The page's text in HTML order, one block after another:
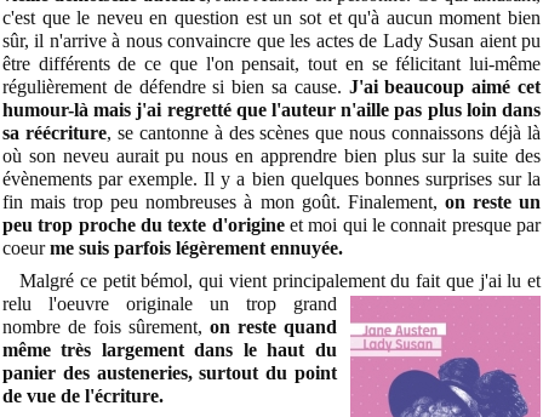
c'est que le neveu en question est un sot et qu'à aucun moment bien
sûr, il n'arrive à nous convaincre que les actes de Lady Susan aient pu
être différents de ce que l'on pensait, tout en se félicitant lui-même
régulièrement de défendre si bien sa cause. J'ai beaucoup aimé cet
humour-là mais j'ai regretté que l'auteur n'aille pas plus loin dans
sa réécriture, se cantonne à des scènes que nous connaissons déjà là
où son neveu aurait pu nous en apprendre bien plus sur la suite des
évènements par exemple. Il y a bien quelques bonnes surprises sur la
fin mais trop peu nombreuses à mon goût. Finalement, on reste un
peu trop proche du texte d'origineet moi qui le connait presque par
coeurme suis parfois légèrement ennuyée.
Malgré ce petit bémol, qui vient principalement du fait que j'ai lu et
relu l'oeuvre originale un tropgrand
nombre de fois sûrement, on reste quand
même très largement dans le haut du
panier des austeneries, surtout du point
de vue de l'écriture.